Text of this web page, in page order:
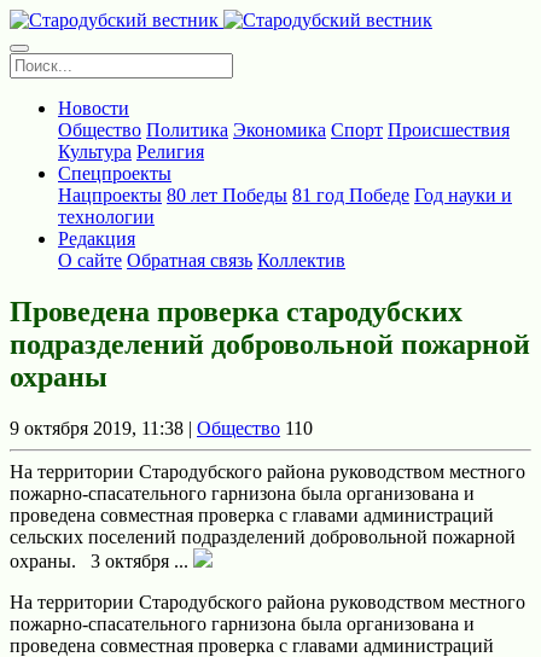
Новости
Общество Политика Экономика Спорт Происшествия
Культура Религия
Спецпроекты
Нацпроекты 80 лет Победы 81 год Победе Год науки и
технологии
Редакция
О сайте Обратная связь Коллектив
Проведена проверка стародубских
подразделений добровольной пожарной
охраны
9 октября 2019, 11:38 | Общество 110
На территории Стародубского района руководством местного
пожарно-спасательного гарнизона была организована и
проведена совместная проверка с главами администраций
сельских поселений подразделений добровольной пожарной
охраны. 3 октября ...
На территории Стародубского района руководством местного
пожарно-спасательного гарнизона была организована и
проведена совместная проверка с главами администраций